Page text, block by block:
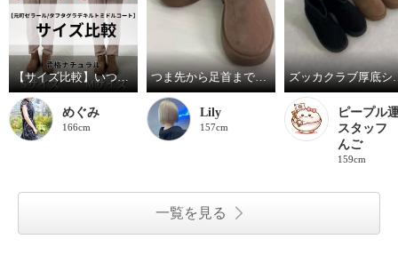
【サイズ比較】いつものサイズがおすすめ
めぐみ
166cm
つま先から足首まであたたかい！！
Lily
157cm
ズッカク
ピープル
スタッフ
んご
159cm
一覧を見る